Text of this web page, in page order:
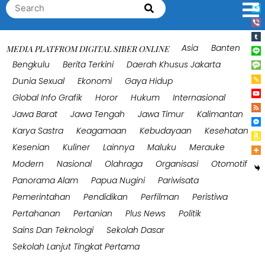
Search
for:
Search
MEDIA PLATFROM DIGITAL SIBER ONLINE Asia
Banten
Bengkulu
Berita Terkini
Daerah Khusus Jakarta
Dunia Sexual
Ekonomi
Gaya Hidup
Global Info Grafik
Horor Hukum
Internasional
Jawa Barat
Jawa Tengah Jawa Timur
Kalimantan
Karya Sastra
Keagamaan Kebudayaan
Kesehatan
Kesenian
Kuliner Lainnya Maluku
Merauke
Modern
Nasional Olahraga Organisasi
Otomotif
Panorama Alam
Papua Nugini
Pariwisata
Pemerintahan
Pendidikan Perfilman
Peristiwa
Pertahanan
Pertanian Plus News
Politik
Sains Dan Teknologi
Sekolah Dasar
Sekolah Lanjut Tingkat Pertama